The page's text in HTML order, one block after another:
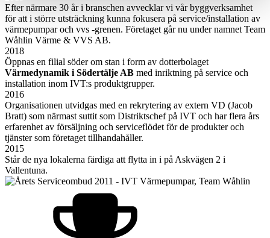
Efter närmare 30 år i branschen avvecklar vi vår byggverksamhet
för att i större utsträckning kunna fokusera på service/installation av
värmepumpar och vvs -grenen. Företaget går nu under namnet Team
Wåhlin Värme & VVS AB.
2018
Öppnas en filial söder om stan i form av dotterbolaget
Värmedynamik i Södertälje AB med inriktning på service och
installation inom IVT:s produktgrupper.
2016
Organisationen utvidgas med en rekrytering av extern VD (Jacob
Bratt) som närmast suttit som Distriktschef på IVT och har flera års
erfarenhet av försäljning och serviceflödet för de produkter och
tjänster som företaget tillhandahåller.
2015
Står de nya lokalerna färdiga att flytta in i på Askvägen 2 i
Vallentuna.